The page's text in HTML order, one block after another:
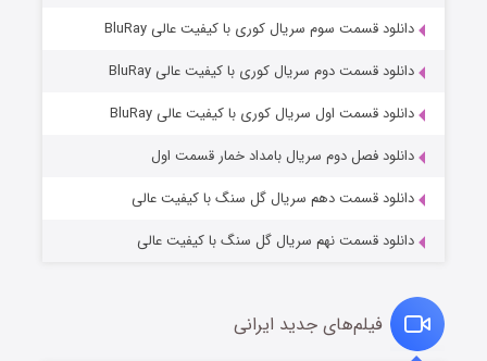
وستی ها
قسمت۱ (زیرنویس) منتشر شد
دانلود قسمت سوم سریال کوری با کیفیت عالی BluRay
دانلود قسمت دوم سریال کوری با کیفیت عالی BluRay
دانلود قسمت اول سریال کوری با کیفیت عالی BluRay
دانلود فصل دوم سریال بامداد خمار قسمت اول
دانلود قسمت دهم سریال گل سنگ با کیفیت عالی
دانلود قسمت نهم سریال گل سنگ با کیفیت عالی
فیلم‌های جدید ایرانی